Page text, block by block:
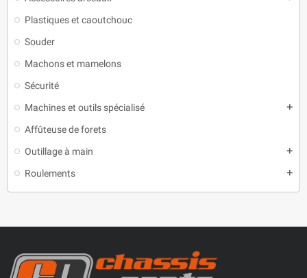
Plastiques et caoutchouc
Souder
Machons et mamelons
Sécurité
Machines et outils spécialisé
add
Affûteuse de forets
Outillage à main
add
Roulements add